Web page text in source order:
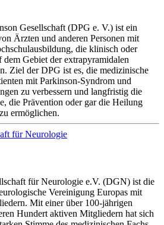
Gesellschaft (DPG e. V.) ist ein
Ärzten und anderen Personen mit
die klinisch oder
dem Gebiet der extrapyramidalen
Ziel der DPG ist es, die medizinische
mit Parkinson-Syndrom und
zu verbessern und langfristig die
die Prävention oder gar die Heilung
ermöglichen.
für Neurologie
für Neurologie e.V. (DGN) ist die
Vereinigung Europas mit
Mit einer über 100-jährigen
Hundert aktiven Mitgliedern hat sich